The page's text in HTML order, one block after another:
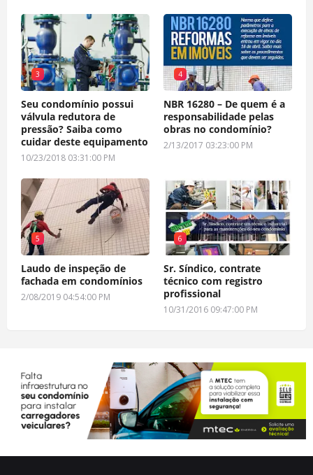
3
Seu condomínio possui
válvula redutora de
pressão? Saiba como
cuidar deste equipamento
10/23/2018 03:31:00 PM
4
NBR 16280 – De quem é a
responsabilidade pelas
obras no condomínio?
2/13/2017 03:23:00 PM
5
Laudo de inspeção de
fachada em condomínios
2/08/2019 04:54:00 PM
6
Sr. Síndico, contrate
técnico com registro
profissional
10/31/2016 09:47:00 PM